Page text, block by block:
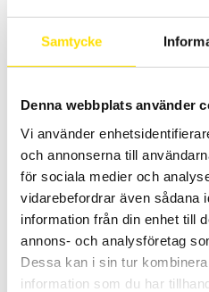
Samtycke
Denna webbplats använder
Vi använder
och annonserna till
för sociala medier och
vidarebefordrar även sådana
information från din enhet till
annons- och analysföretag
Dessa kan i sin tur
information som du har
samt automatisk
speciell elektrod för mätningar
1,030.00kr–2,160.00kr
till